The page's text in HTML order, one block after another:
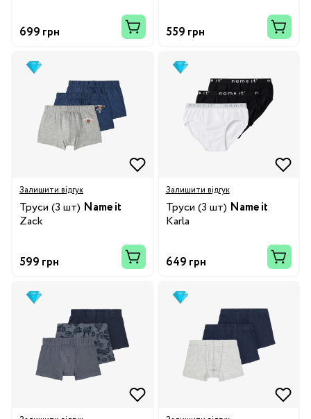
699 грн 559 грн
Залишити відгук
Труси (3 шт) Name it
Zack
599 грн
Залишити відгук
Труси (3 шт) Name it
Karla
649 грн